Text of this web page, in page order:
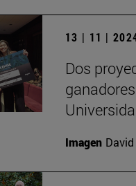
13 | 11 |
Dos
Imagen